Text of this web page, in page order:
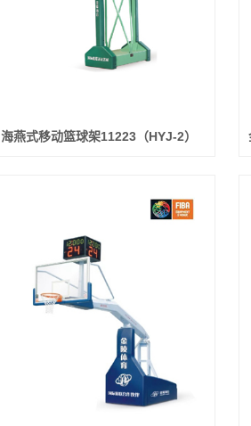
海燕式移动篮球架11223（HYJ-2）